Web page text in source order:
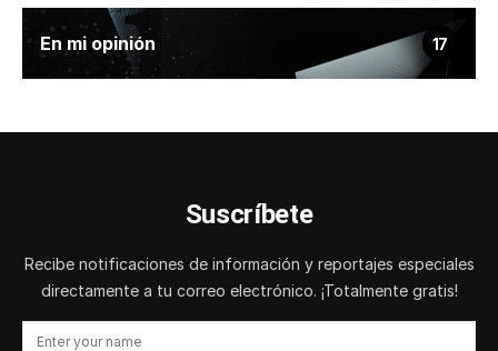
En mi opinión 17
Suscríbete
Recibe notificaciones de información y reportajes especiales
directamente a tu correo electrónico. ¡Totalmente gratis!